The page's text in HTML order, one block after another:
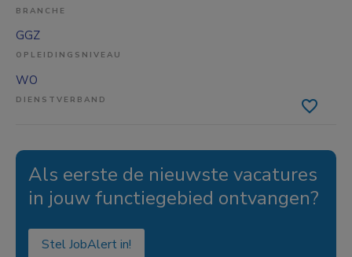
BRANCHE
GGZ
OPLEIDINGSNIVEAU
WO
DIENSTVERBAND
Als eerste de nieuwste vacatures
in jouw functiegebied ontvangen?
Stel JobAlert in!